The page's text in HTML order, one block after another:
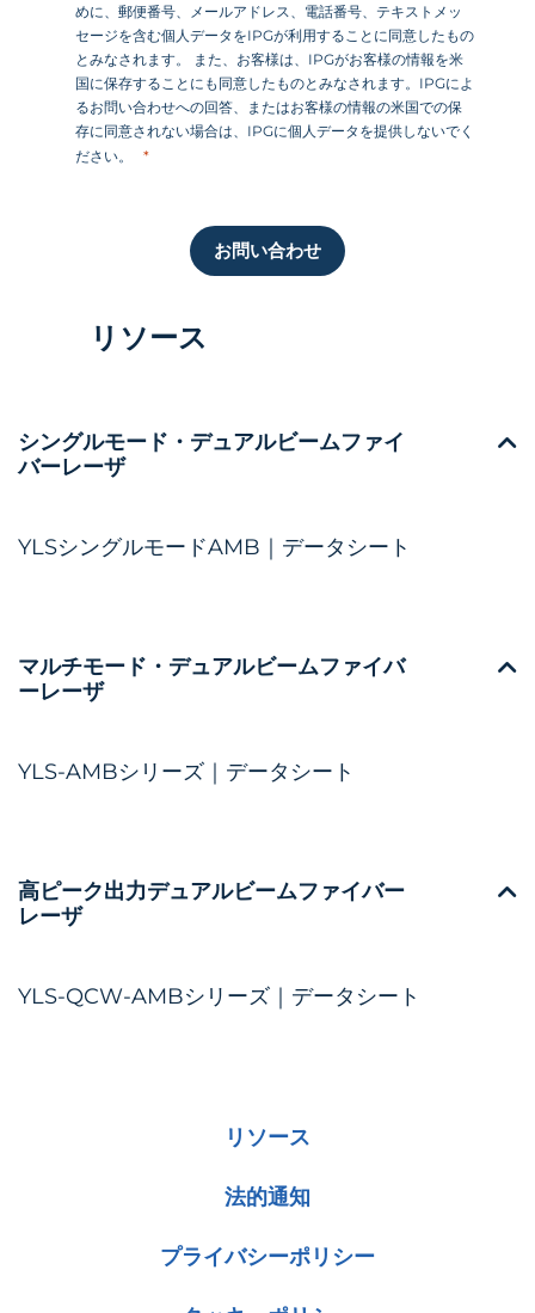
めに、郵便番号、メールアドレス、電話番号、テキストメッ
セージを含む個人データをIPGが利用することに同意したもの
とみなされます。 また、お客様は、IPGがお客様の情報を米
国に保存することにも同意したものとみなされます。IPGによ
るお問い合わせへの回答、またはお客様の情報の米国での保
存に同意されない場合は、IPGに個人データを提供しないでく
ださい。
お問い合わせ
リソース
シングルモード・デュアルビームファイ
バーレーザ
YLSシングルモードAMB｜データシート
マルチモード・デュアルビームファイバ
ーレーザ
YLS-AMBシリーズ｜データシート
高ピーク出力デュアルビームファイバー
レーザ
YLS-QCW-AMBシリーズ｜データシート
リソース
法的通知
プライバシーポリシー